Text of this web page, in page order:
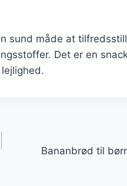
sund måde at
Det er en
Bananbrød til